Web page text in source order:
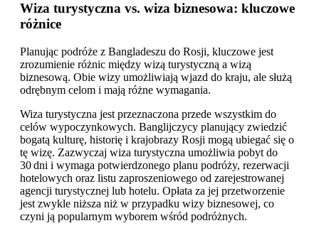
Wiza turystyczna vs. wiza biznesowa: kluczowe
różnice
Planując podróże z Bangladeszu do Rosji, kluczowe jest
zrozumienie różnic między wizą turystyczną a wizą
biznesową. Obie wizy umożliwiają wjazd do kraju, ale służą
odrębnym celom i mają różne wymagania.
Wiza turystyczna jest przeznaczona przede wszystkim do
celów wypoczynkowych. Banglijczycy planujący zwiedzić
bogatą kulturę, historię i krajobrazy Rosji mogą ubiegać się o
tę wizę. Zazwyczaj wiza turystyczna umożliwia pobyt do
30 dni i wymaga potwierdzonego planu podróży, rezerwacji
hotelowych oraz listu zaproszeniowego od zarejestrowanej
agencji turystycznej lub hotelu. Opłata za jej przetworzenie
jest zwykle niższa niż w przypadku wizy biznesowej, co
czyni ją popularnym wyborem wśród podróżnych.